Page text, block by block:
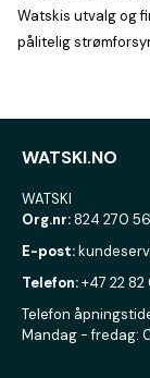
Watskis utvalg og
pålitelig
WATSKI.NO
WATSKI
Org.nr:824 270
E-post:
Telefon:+47 22
Telefon
Mandag - fredag: